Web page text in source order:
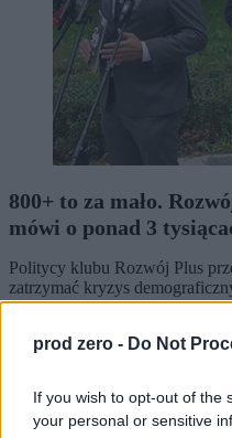
prod zero - Do Not
If you wish to opt-out of the
your personal or sensitive
800+ to za mało.
mówi o ponad 3
Politycy klubu Rozwój Plus
zatrzymać kryzys
znalazły się pensja
niższe świadczenia
Tomasz Pałasz